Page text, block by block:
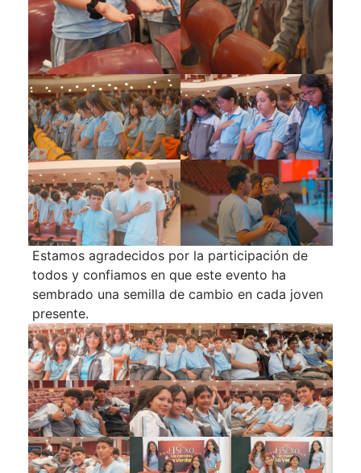
Estamos agradecidos por la participación de
todos y confiamos en que este evento ha
sembrado una semilla de cambio en cada joven
presente.